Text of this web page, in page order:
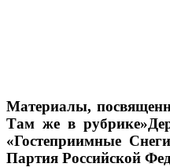
Материалы,
Там же в
«Гостеприимные
Партия Российской